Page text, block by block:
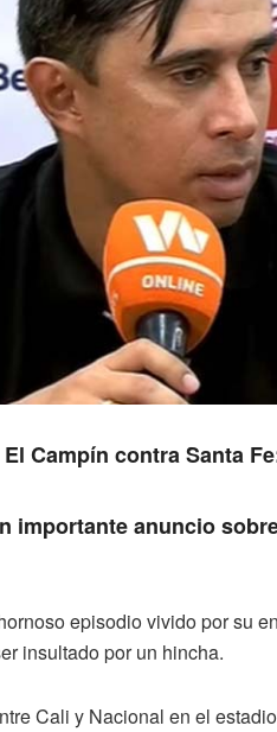
Campín contra Santa
importante anuncio
episodio vivido por su
insultado por un hincha.
Cali y Nacional en el